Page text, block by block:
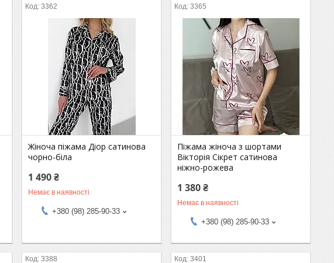
3362
Жіноча піжама Діор сатинова
чорно-біла
1 490 ₴
Немає в наявності
+380 (98) 285-90-33
3365
Піжама жіноча з шортами
Вікторія Сікрет сатинова
ніжно-рожева
1 380 ₴
Немає в наявності
+380 (98) 285-90-33
3388 3401